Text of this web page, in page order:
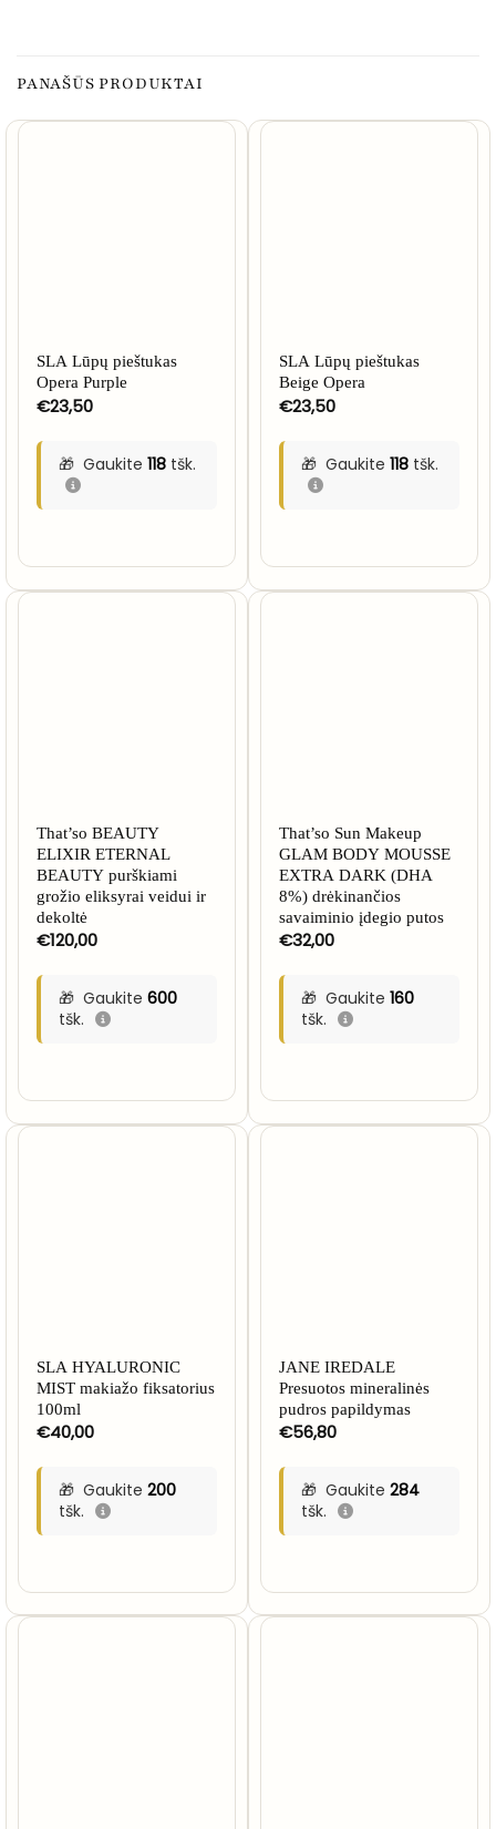
PANAŠŪS PRODUKTAI
SLA Lūpų pieštukas
Opera Purple
€23,50
Gaukite 118tšk.
SLA Lūpų pieštukas
Beige Opera
€23,50
Gaukite 118tšk.
That’so BEAUTY
ELIXIR ETERNAL
BEAUTY purškiami
grožio eliksyrai veidui ir
dekoltė
€120,00
Gaukite 600
tšk.
That’so Sun Makeup
GLAM BODY MOUSSE
EXTRA DARK (DHA
8%) drėkinančios
savaiminio įdegio putos
€32,00
Gaukite 160
tšk.
SLA HYALURONIC
MIST makiažo fiksatorius
100ml
€40,00
Gaukite 200
tšk.
JANE IREDALE
Presuotos mineralinės
pudros papildymas
€56,80
Gaukite 284
tšk.